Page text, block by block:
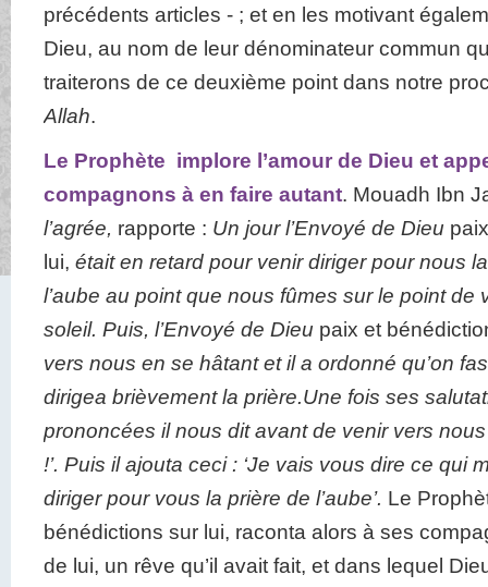
précédents articles - ; et en les motivant
Dieu, au nom de leur dénominateur commun
traiterons de ce deuxième point dans notre
Allah.
Le Prophète implore l’amour de Dieu et
compagnons à en faire autant. Mouadh Ibn
l’agrée, rapporte : Un jour l’Envoyé de Dieu
lui, était en retard pour venir diriger pour nous
l’aube au point que nous fûmes sur le point de
soleil. Puis, l’Envoyé de Dieu paix et
vers nous en se hâtant et il a ordonné qu’on
dirigea brièvement la prière.Une fois ses
prononcées il nous dit avant de venir vers
!’. Puis il ajouta ceci : ‘Je vais vous dire ce qui
diriger pour vous la prière de l’aube’. Le
bénédictions sur lui, raconta alors à ses
de lui, un rêve qu’il avait fait, et dans lequel